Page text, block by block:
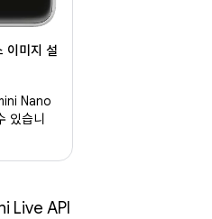
이미지 설
Nano
있습니
Live API